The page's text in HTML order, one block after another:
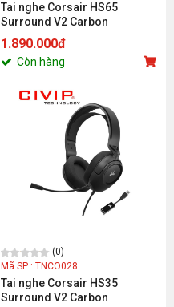
Tai nghe Corsair HS65
Surround V2 Carbon
1.890.000đ
Còn hàng
(0)
Mã SP : TNCO028
Tai nghe Corsair HS35
Surround V2 Carbon